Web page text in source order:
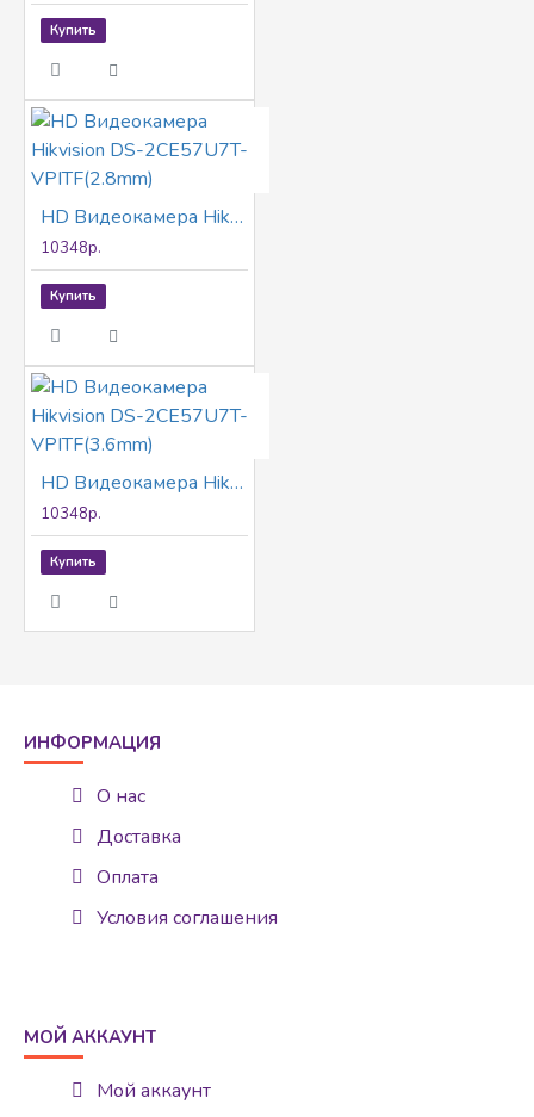
Купить
HD Видеокамера Hikvision DS-2CE57U7T-VPITF(2.8mm)
10348р.
Купить
HD Видеокамера Hikvision DS-2CE57U7T-VPITF(3.6mm)
10348р.
Купить
ИНФОРМАЦИЯ
О нас
Доставка
Оплата
Условия соглашения
МОЙ АККАУНТ
Мой аккаунт